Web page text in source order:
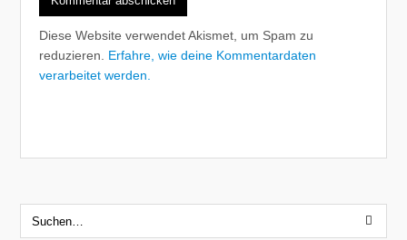
Diese Website verwendet Akismet, um Spam zu
reduzieren. Erfahre, wie deine Kommentardaten
verarbeitet werden.